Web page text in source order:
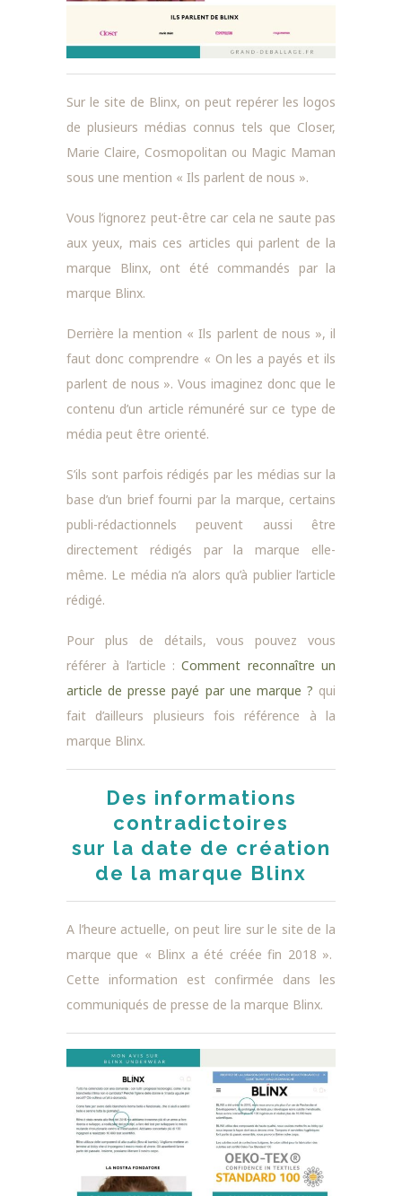
Sur le site de Blinx, on peut repérer les logos
de plusieurs médias connus tels que Closer,
Marie Claire, Cosmopolitan ou Magic Maman
sous une mention « Ils parlent de nous ».
Vous l’ignorez peut-être car cela ne saute pas
aux yeux, mais ces articles qui parlent de la
marque Blinx, ont été commandés par la
marque Blinx.
Derrière la mention « Ils parlent de nous », il
faut donc comprendre « On les a payés et ils
parlent de nous ». Vous imaginez donc que le
contenu d’un article rémunéré sur ce type de
média peut être orienté.
S’ils sont parfois rédigés par les médias sur la
base d’un brief fourni par la marque, certains
publi-rédactionnels peuvent aussi être
directement rédigés par la marque elle-
même. Le média n’a alors qu’à publier l’article
rédigé.
Pour plus de détails, vous pouvez vous
référer à l’article :Comment reconnaître un
article de presse payé par une marque ? qui
fait d’ailleurs plusieurs fois référence à la
marque Blinx.
Des informations
contradictoires
sur la date de création
de la marque Blinx
A l’heure actuelle, on peut lire sur le site de la
marque que « Blinx a été créée fin 2018 ».
Cette information est confirmée dans les
communiqués de presse de la marque Blinx.